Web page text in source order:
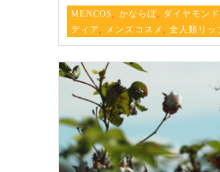
MENCOS かならぼ, ダイヤモン
ディア
メンズコスメ 全人類リッ